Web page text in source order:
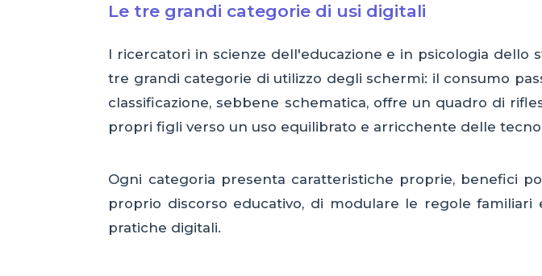
Le tre grandi categorie di usi digitali
I ricercatori in scienze dell'educazione e in psicologia
tre grandi categorie di utilizzo degli schermi: il consumo
classificazione, sebbene schematica, offre un quadro di
propri figli verso un uso equilibrato e arricchente delle
Ogni categoria presenta caratteristiche proprie, benefici
proprio discorso educativo, di modulare le regole
pratiche digitali.